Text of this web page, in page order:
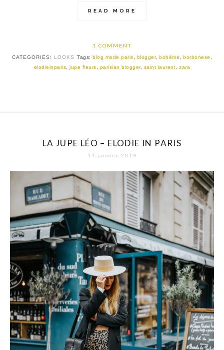
READ MORE
1 COMMENT
CATEGORIES: LOOKS Tags: blog mode paris blogger, bohème borbonese
elodieinparis ,jupe fleurs parisian blogger, saint laurent ,zara
LA JUPE LÉO – ELODIE IN PARIS
14 janvier 2019